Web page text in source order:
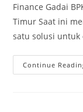
Finance Gadai
Timur Saat ini
satu solusi
Continue